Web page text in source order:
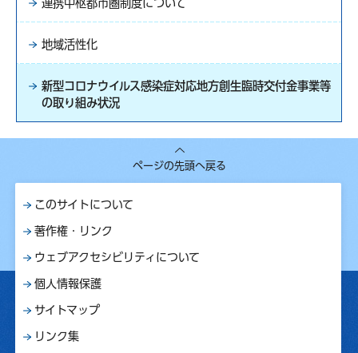
連携中枢都市圏制度について
地域活性化
新型コロナウイルス感染症対応地方創生臨時交付金事業等
の取り組み状況
ページの先頭へ戻る
このサイトについて
著作権・リンク
ウェブアクセシビリティについて
個人情報保護
サイトマップ
リンク集